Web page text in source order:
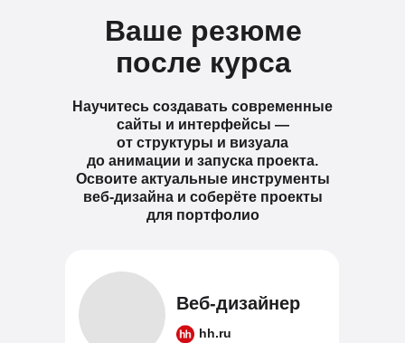
Научитесь создавать современные
сайты и интерфейсы —
от структуры и визуала
до анимации и запуска проекта.
Освоите актуальные инструменты
веб-дизайна и соберёте проекты
для портфолио
Ваше резюме
после курса
Веб-дизайнер
hh.ru